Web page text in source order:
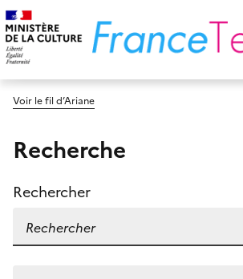
Voir le fil d’Ariane
Recherche
Rechercher